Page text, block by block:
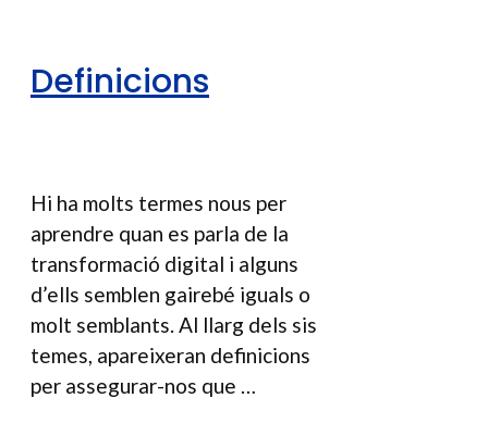
Definicions
Hi ha molts termes nous per
aprendre quan es parla de la
transformació digital i alguns
d’ells semblen gairebé iguals o
molt semblants. Al llarg dels sis
temes, apareixeran definicions
per assegurar-nos que …